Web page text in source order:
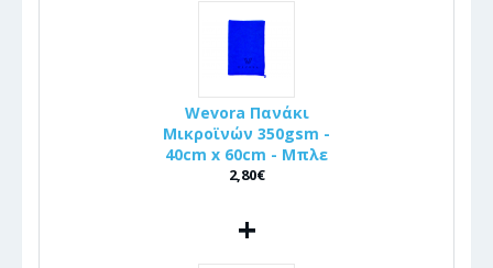
Wevora Πανάκι
Μικροϊνών 350gsm -
40cm x 60cm - Μπλε
2,80€
+